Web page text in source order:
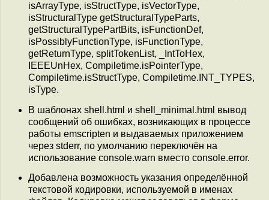
isArrayType, isStructType, isVectorType,
isStructuralType getStructuralTypeParts,
getStructuralTypePartBits, isFunctionDef,
isPossiblyFunctionType, isFunctionType,
getReturnType, splitTokenList, _IntToHex,
IEEEUnHex, Compiletime.isPointerType,
Compiletime.isStructType, Compiletime.INT_TYPES,
isType.
В шаблонах shell.html и shell_minimal.html вывод
сообщений об ошибках, возникающих в процессе
работы emscripten и выдаваемых приложением
через stderr, по умолчанию переключён на
использование console.warn вместо console.error.
Добавлена возможность указания определённой
текстовой кодировки, используемой в именах